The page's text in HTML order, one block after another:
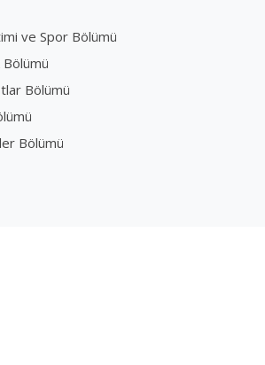
ve Spor Bölümü
Bölümü
Bölümü